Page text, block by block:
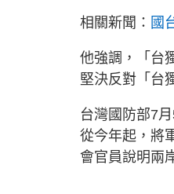
相關新聞： 國
他強調，「台
堅決反對「台
台灣國防部7
從今年起，將
會官員說明兩